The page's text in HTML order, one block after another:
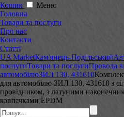
Кошик
Меню
Головна
Товари та послуги
Про нас
Контакти
Статті
UA MarketКам'янець-Подільський
послугиТовари та послугиПровода
автомобілюЗИЛ 130, 431610
для автомобілю ЗИЛ 130, 431610 з
провідником, з латуними
ковпачками EPDM